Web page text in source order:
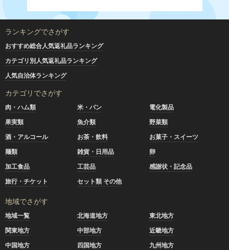
ランキングでさがす
おすすめ総合人気返礼品ランキング
カテゴリ別人気返礼品ランキング
人気自治体ランキング
カテゴリでさがす
肉・ハム類 米・パン
電化製品
果実類
魚介類
野菜類
酒・アルコール
お茶・飲料
お菓子・スイーツ
麺類
雑貨・日用品
卵
加工食品
工芸品
感謝状・記念品
旅行・チケット
セット類 その他
地域でさがす
地域一覧 北海道地方
東北地方
関東地方
中部地方
近畿地方
中国地方
四国地方 九州地方